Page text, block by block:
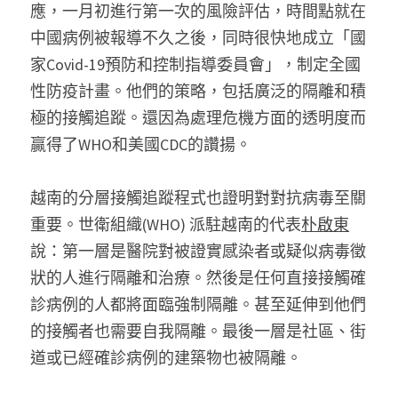
應，一月初進行第一次的風險評估，時間點就在
中國病例被報導不久之後，同時很快地成立「國
家Covid-19預防和控制指導委員會」，制定全國
性防疫計畫。他們的策略，包括廣泛的隔離和積
極的接觸追蹤。還因為處理危機方面的透明度而
贏得了WHO和美國CDC的讚揚。
越南的分層接觸追蹤程式也證明對對抗病毒至關
重要。世衛組織(WHO) 派駐越南的代表朴啟東
說：第一層是醫院對被證實感染者或疑似病毒徵
狀的人進行隔離和治療。然後是任何直接接觸確
診病例的人都將面臨強制隔離。甚至延伸到他們
的接觸者也需要自我隔離。最後一層是社區、街
道或已經確診病例的建築物也被隔離。